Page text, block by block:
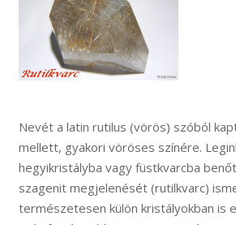
Nevét a latin rutilus (vörös) szóból
mellett, gyakori vöröses színére.
hegyikristályba vagy füstkvarcba
szagenit megjelenését (rutilkvarc)
természetesen külön kristályokban is